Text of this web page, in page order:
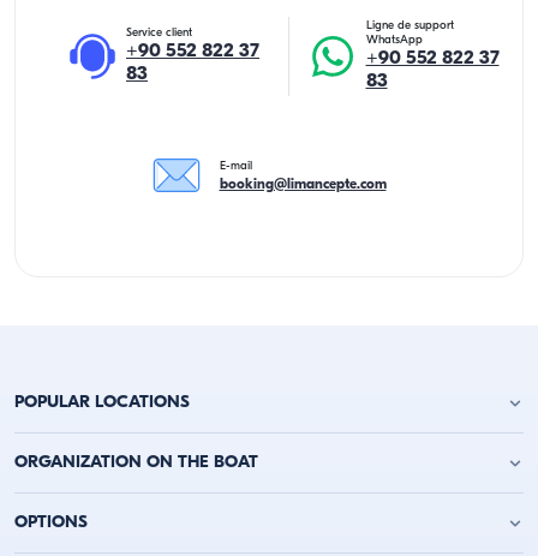
Service client
+90 552 822 37
83
Ligne de support
WhatsApp
+90 552 822 37
83
E-mail
booking@limancepte.com
POPULAR LOCATIONS
Location de yacht à Antalya
Location de yacht à Kaş
ORGANIZATION ON THE BOAT
Fête d'anniversaire sur le yacht
OPTIONS